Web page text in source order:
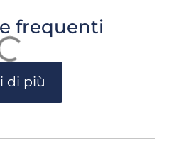
frequenti
di più